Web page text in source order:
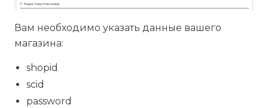
Вам необходимо указать данные вашего
магазина:
shopid
scid
password